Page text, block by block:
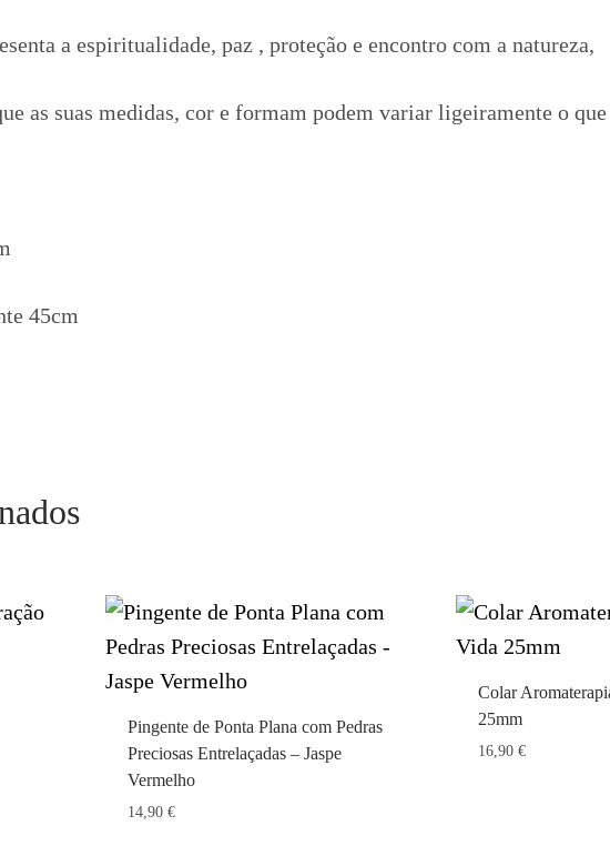
a espiritualidade, paz , proteção e encontro com a natureza,
as suas medidas, cor e formam podem variar ligeiramente o
45cm
Pingente de Ponta Plana com Pedras
Preciosas Entrelaçadas – Jaspe
Vermelho
14,90 €
Colar
25mm
16,90 €